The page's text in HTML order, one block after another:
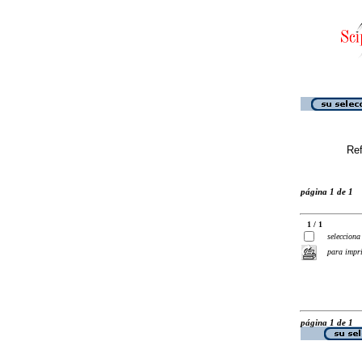
página 1 de 1
1 / 1
selecciona
para
página 1 de 1